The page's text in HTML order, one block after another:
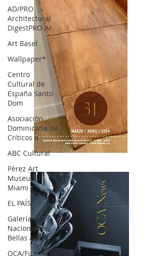
AD/PRO
Architectural
DigestPRO Ar
Art Basel
Wallpaper*
Centro
Cultural de
España Santo
Dom
Asociación
Dominicana de
Críticos d
ABC Cultural
Pérez Art
Museum
Miami
EL PAÍS
Galería
Nacional de
Bellas Artes
OCA/Fundación